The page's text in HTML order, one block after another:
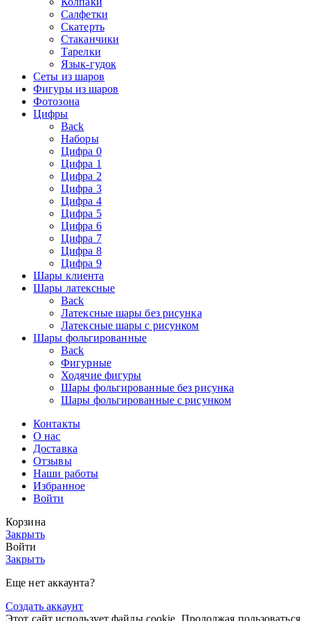
Салфетки
Скатерть
Стаканчики
Тарелки
Язык-гудок
Сеты из шаров
Фигуры из шаров
Фотозона
Цифры
Back
Наборы
Цифра 0
Цифра 1
Цифра 2
Цифра 3
Цифра 4
Цифра 5
Цифра 6
Цифра 7
Цифра 8
Цифра 9
Шары клиента
Шары латексные
Back
Латексные шары без рисунка
Латексные шары с рисунком
Шары фольгированные
Back
Фигурные
Ходячие фигуры
Шары фольгированные без рисунка
Шары фольгированные с рисунком
Контакты
О нас
Доставка
Отзывы
Наши работы
Избранное
Войти
Корзина
Закрыть
Войти
Закрыть
Еще нет аккаунта?
Создать аккаунт
Этот сайт использует файлы cookie. Продолжая пользоваться